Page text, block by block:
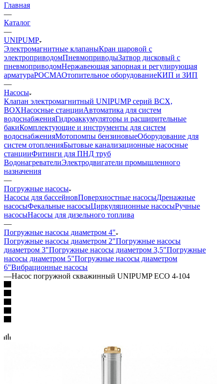
Главная
—
Каталог
—
UNIPUMP
Электромагнитные клапаныКран шаровой с
электроприводомПневмоприводыЗатвор дисковый с
пневмоприводомНержавеющая запорная и регулирующая
арматураРОСМАОтопительное оборудованиеКИП и ЗИП
—
Насосы
Клапан электромагнитный UNIPUMP серий BCX,
BOXНасосные станцииАвтоматика для систем
водоснабженияГидроаккумуляторы и расширительные
бакиКомплектующие и инструменты для систем
водоснабженияМотопомпы бензиновыеОборудование для
систем отопленияБытовые канализационные насосные
станцииФитинги для ПНД труб
ВодонагревателиЭлектродвигатели промышленного
назначения
—
Погружные насосы
Насосы для бассейновПоверхностные насосыДренажные
насосыФекальные насосыЦиркуляционные насосыРучные
насосыНасосы для дизельного топлива
—
Погружные насосы диаметром 4"
Погружные насосы диаметром 2"Погружные насосы
диаметром 3"Погружные насосы диаметром 3,5"Погружные
насосы диаметром 5"Погружные насосы диаметром
6"Вибрационные насосы
—Насос погружной скважинный UNIPUMP ECO 4-104